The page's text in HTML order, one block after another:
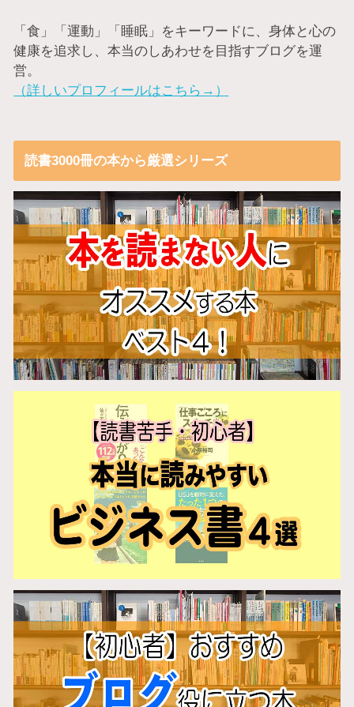
「食」「運動」「睡眠」をキーワードに、身体と心の
健康を追求し、本当のしあわせを目指すブログを運
営。
（詳しいプロフィールはこちら→）
読書3000冊の本から厳選シリーズ